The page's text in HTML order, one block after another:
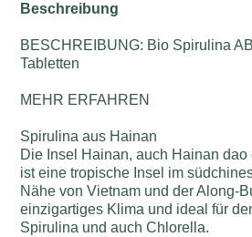
Beschreibung
BESCHREIBUNG: Bio Spirulina
Tabletten
MEHR ERFAHREN
Spirulina aus Hainan
Die Insel Hainan, auch Hainan dao
ist eine tropische Insel im
Nähe von Vietnam und der Along-
einzigartiges Klima und ideal für
Spirulina und auch Chlorella.